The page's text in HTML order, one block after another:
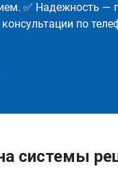
✅ Надежность —
по
системы